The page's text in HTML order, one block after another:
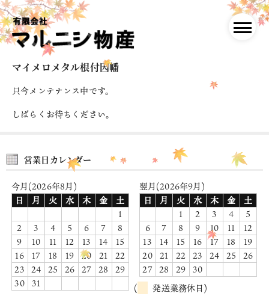
マイメロメタル根付因幡
只今メンテナンス中です。
しばらくお待ちください。
営業日カレンダー
今月(2026年8月)
日
月 火 水 木 金
土
1
2
3 4 5 6 7
8
9
10 11 12 13 14
15
16
17 18 19 20 21
22
23 24 25 26 27 28
29
30 31
翌月(2026年9月)
日
月 火 水 木 金
土
1
2 3 4
5
6
7 8 9 10 11
12
13
14 15 16 17 18
19
20 21 22 23 24 25
26
27 28 29 30
(
発送業務休日)